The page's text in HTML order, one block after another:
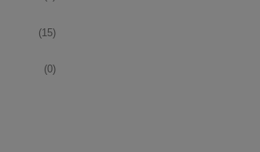
(15)
(0)